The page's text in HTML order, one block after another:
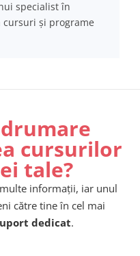
specialist în
și programe
cursurilor
tale?
informații, iar unul
către tine în cel mai
dedicat.